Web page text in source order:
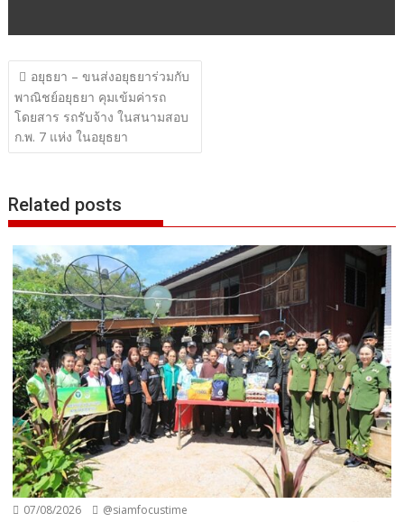
แนะแนว
เรื่อง
อยุธยา – ขนส่งอยุธยาร่วมกับ
พาณิชย์อยุธยา คุมเข้มค่ารถ
โดยสาร รถรับจ้าง ในสนามสอบ
ก.พ. 7 แห่ง ในอยุธยา
Related posts
07/08/2026 @siamfocustime